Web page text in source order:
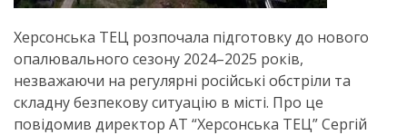
Херсонська ТЕЦ розпочала підготовку до нового
опалювального сезону 2024–2025 років,
незважаючи на регулярні російські обстріли та
складну безпекову ситуацію в місті. Про це
повідомив директор АТ “Херсонська ТЕЦ” Сергій